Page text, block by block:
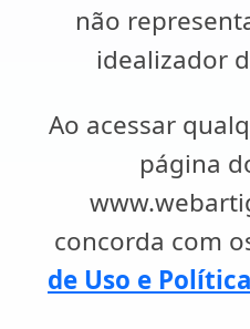
não
idealizador
Ao acessar
página
concorda com
de Uso e